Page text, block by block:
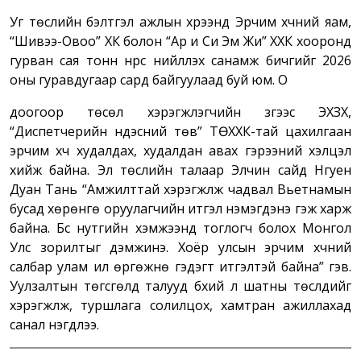
Уг төслийн бэлтгэл ажлын хүрээнд Эрчим хүчний яам,
“Шивээ-Овоо” ХК болон “Ар и Си Эм Жи” ХХК хооронд
гурван сая тонн нүүрс нийлүүлэх санамж бичгийг 2026
оны гуравдугаар сард байгуулаад буй юм. О
доогоор төсөл хэрэгжүүлэгчийн зүгээс ЭХЗХ,
“Диспетчерийн үндэсний төв” ТӨХХК-тай цахилгаан
эрчим хүч худалдах, худалдан авах гэрээний хэлцэл
хийж байна. Эл төслийн талаар Элчин сайд Нгуен
Дуан Тань “Амжилттай хэрэгжүүлж чадвал Вьетнамын
бусад хөрөнгө оруулагчийн итгэл нэмэгдэнэ гэж харж
байна. Бүс нутгийн хэмжээнд тоглогч болох Монгол
Улс зорилтыг дэмжинэ. Хоёр улсын эрчим хүчний
салбар улам илүү өргөжнө гэдэгт итгэлтэй байна” гэв.
Уулзалтын төгсгөлд талууд бүхий л шатны төслүүдийг
хэрэгжүүлж, туршлага солилцох, хамтран ажиллахад
санал нэгдлээ.